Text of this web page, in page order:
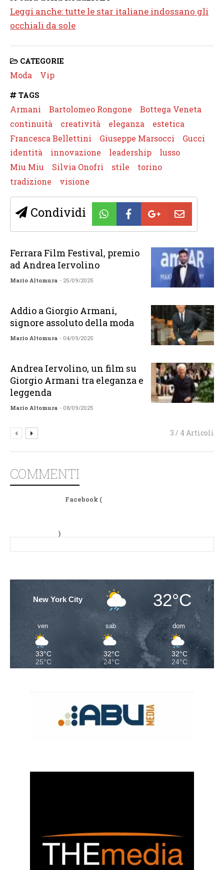
Leggi anche: tutte le star italiane indossano gli
occhiali da sole
CATEGORIE
Moda Vip
TAGS
Armani Bartolomeo Rongone
Bottega Veneta
continuità
creatività eleganza
estetica
Francesca Bellettini
Giuseppe Marsocci
Gucci
identità
innovazione leadership
lusso
Miu Miu
Silvia Onofri stile
torino
tradizione
visione
Condividi
Ferrara Film Festival, premio
ad Andrea Iervolino
Mario Altomura - 25/09/2025
Addio a Giorgio Armani,
signore assoluto della moda
Mario Altomura - 04/09/2025
Andrea Iervolino, un film su
Giorgio Armani tra eleganza e
leggenda
Mario Altomura - 08/09/2025
3 / 4 Articoli
COMMENTI
Facebook (
)
New York City 32°C
ven
33°C
25°C
sab
32°C
24°C
dom
32°C
24°C